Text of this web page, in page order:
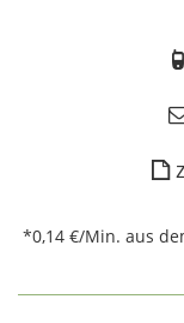
*0,14 €/Min. aus